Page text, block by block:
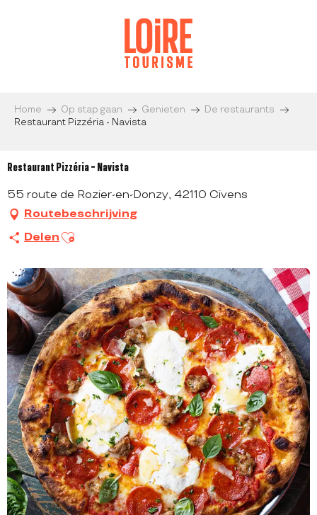
Home Op stap gaan Genieten
De restaurants
Restaurant Pizzéria - Navista
Restaurant Pizzéria - Navista
55 route de Rozier-en-Donzy, 42110 Civens
Routebeschrijving
Delen Ajouter aux favoris